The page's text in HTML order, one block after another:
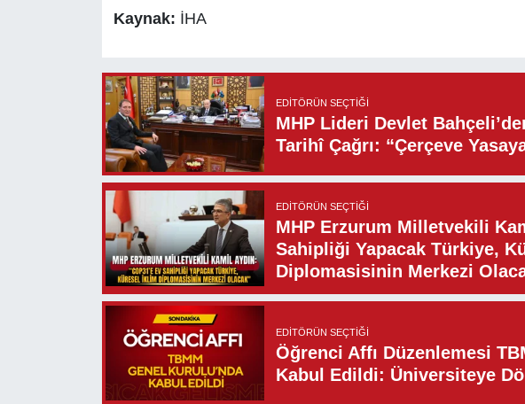
Kaynak: İHA
EDITÖRÜN SEÇTIĞI
MHP Lideri Devlet
Tarihî Çağrı: “Çerçeve
EDITÖRÜN SEÇTIĞI
MHP Erzurum Milletvekili
Sahipliği Yapacak Türkiye,
Diplomasisinin Merkezi
EDITÖRÜN SEÇTIĞI
Öğrenci Affı Düzenlemesi
Kabul Edildi: Üniversiteye